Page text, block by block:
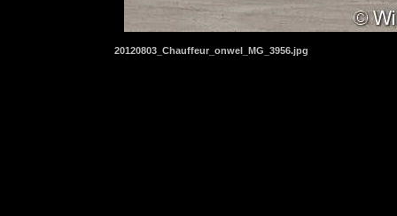
20120803_Chauffeur_onwel_MG_3956.jpg